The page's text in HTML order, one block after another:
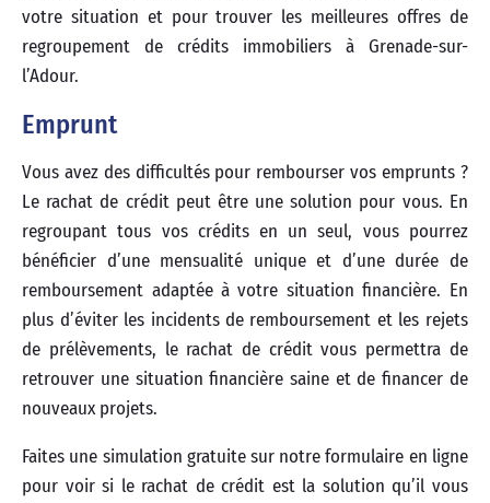
votre situation et pour trouver les meilleures offres de
regroupement de crédits immobiliers à Grenade-sur-
l’Adour.
Emprunt
Vous avez des difficultés pour rembourser vos emprunts ?
Le rachat de crédit peut être une solution pour vous. En
regroupant tous vos crédits en un seul, vous pourrez
bénéficier d’une mensualité unique et d’une durée de
remboursement adaptée à votre situation financière. En
plus d’éviter les incidents de remboursement et les rejets
de prélèvements, le rachat de crédit vous permettra de
retrouver une situation financière saine et de financer de
nouveaux projets.
Faites une simulation gratuite sur notre formulaire en ligne
pour voir si le rachat de crédit est la solution qu’il vous